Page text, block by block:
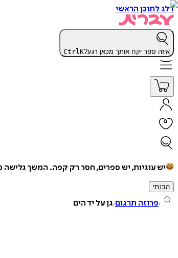
דלג לתוכן הראשי
איזה ספר יקח אותך מכאן רגע? CtrlK
יש עוגיות, יש ספרים, חסר רק קפה. המשך גלישה
הבנתי
פרוזה תרגום גן על יד הים